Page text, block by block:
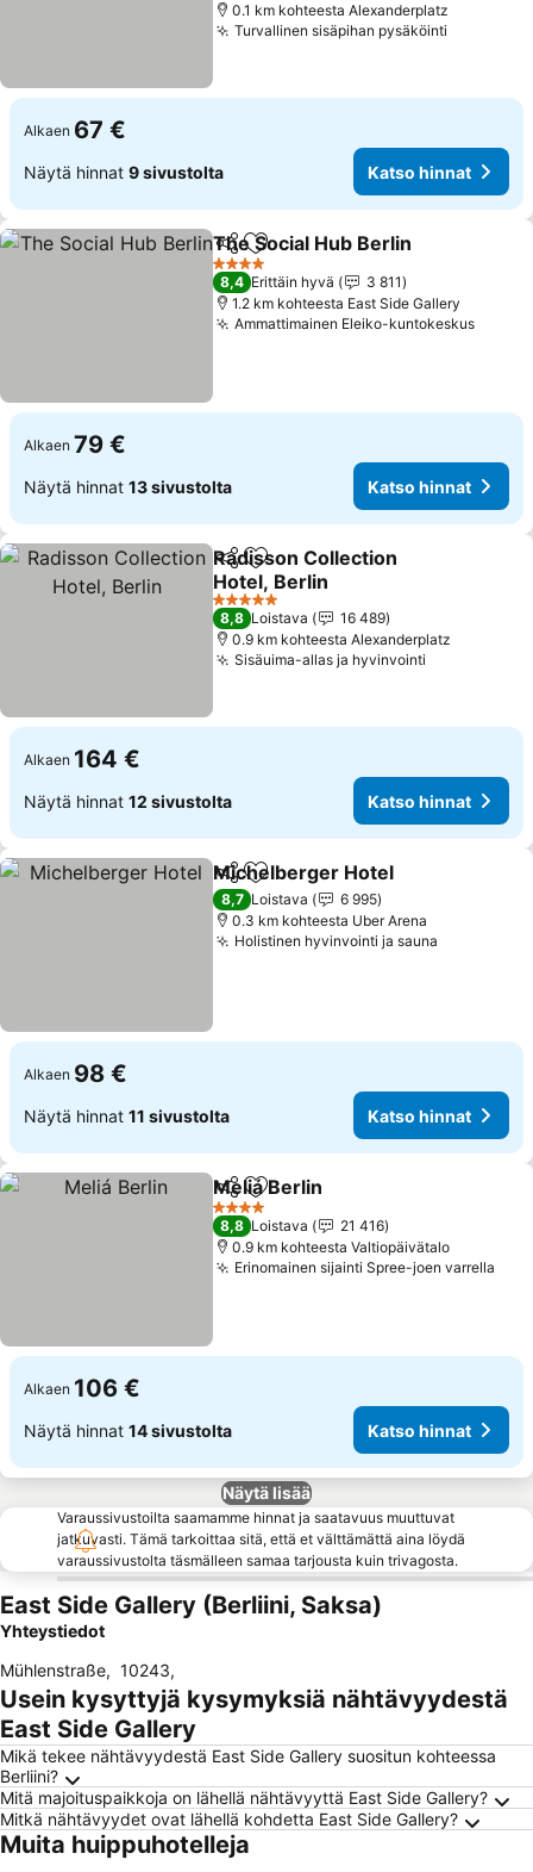
0.1 km kohteesta Alexanderplatz
Turvallinen sisäpihan pysäköinti
Alkaen 67 €
Näytä hinnat 9 sivustolta Katso hinnat
Jaa Lisää suosikkeihin
The Social Hub Berlin
4 Tähtiluokitus
8,4 Erittäin hyvä
3 811
1.2 km kohteesta East Side Gallery
Ammattimainen Eleiko-kuntokeskusKatso
Alkaen 79 €
Näytä hinnat 13 sivustolta Katso hinnat
Jaa Lisää suosikkeihin
Radisson Collection
Hotel, Berlin
Katso hinnat
5 Tähtiluokitus
8,8 Loistava
16 489
0.9 km kohteesta Alexanderplatz
Sisäuima-allas ja hyvinvointi
Alkaen 164 €
Näytä hinnat 12 sivustolta Katso hinnat
Jaa Lisää suosikkeihin
Michelberger Hotel
8,7 Loistava
6 995
0.3 km kohteesta Uber Arena
Holistinen hyvinvointi ja sauna
Alkaen 98 €
Näytä hinnat 11 sivustolta Katso hinnat
Jaa Lisää suosikkeihin
Meliá Berlin
4 Tähtiluokitus
8,8 Loistava
21 416
0.9 km kohteesta Valtiopäivätalo
Erinomainen sijainti Spree-joen varrella
Alkaen 106 €
Näytä hinnat 14 sivustolta Katso hinnat
Näytä lisää
Varaussivustoilta saamamme hinnat ja saatavuus muuttuvat
jatkuvasti. Tämä tarkoittaa sitä, että et välttämättä aina löydä
varaussivustolta täsmälleen samaa tarjousta kuin trivagosta.
East Side Gallery (Berliini, Saksa)
Yhteystiedot
Mühlenstraße, 10243,
Usein kysyttyjä kysymyksiä nähtävyydestä
East Side Gallery
Mikä tekee nähtävyydestä East Side Gallery suositun kohteessa
Berliini?
Mitä majoituspaikkoja on lähellä nähtävyyttä East Side Gallery?
Mitkä nähtävyydet ovat lähellä kohdetta East Side Gallery?
Muita huippuhotelleja